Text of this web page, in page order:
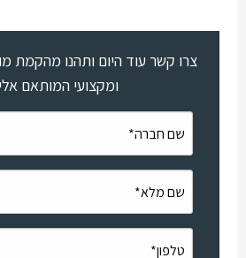
צרו קשר עוד היום ותהנו מהקמת
ומקצועי המותאם